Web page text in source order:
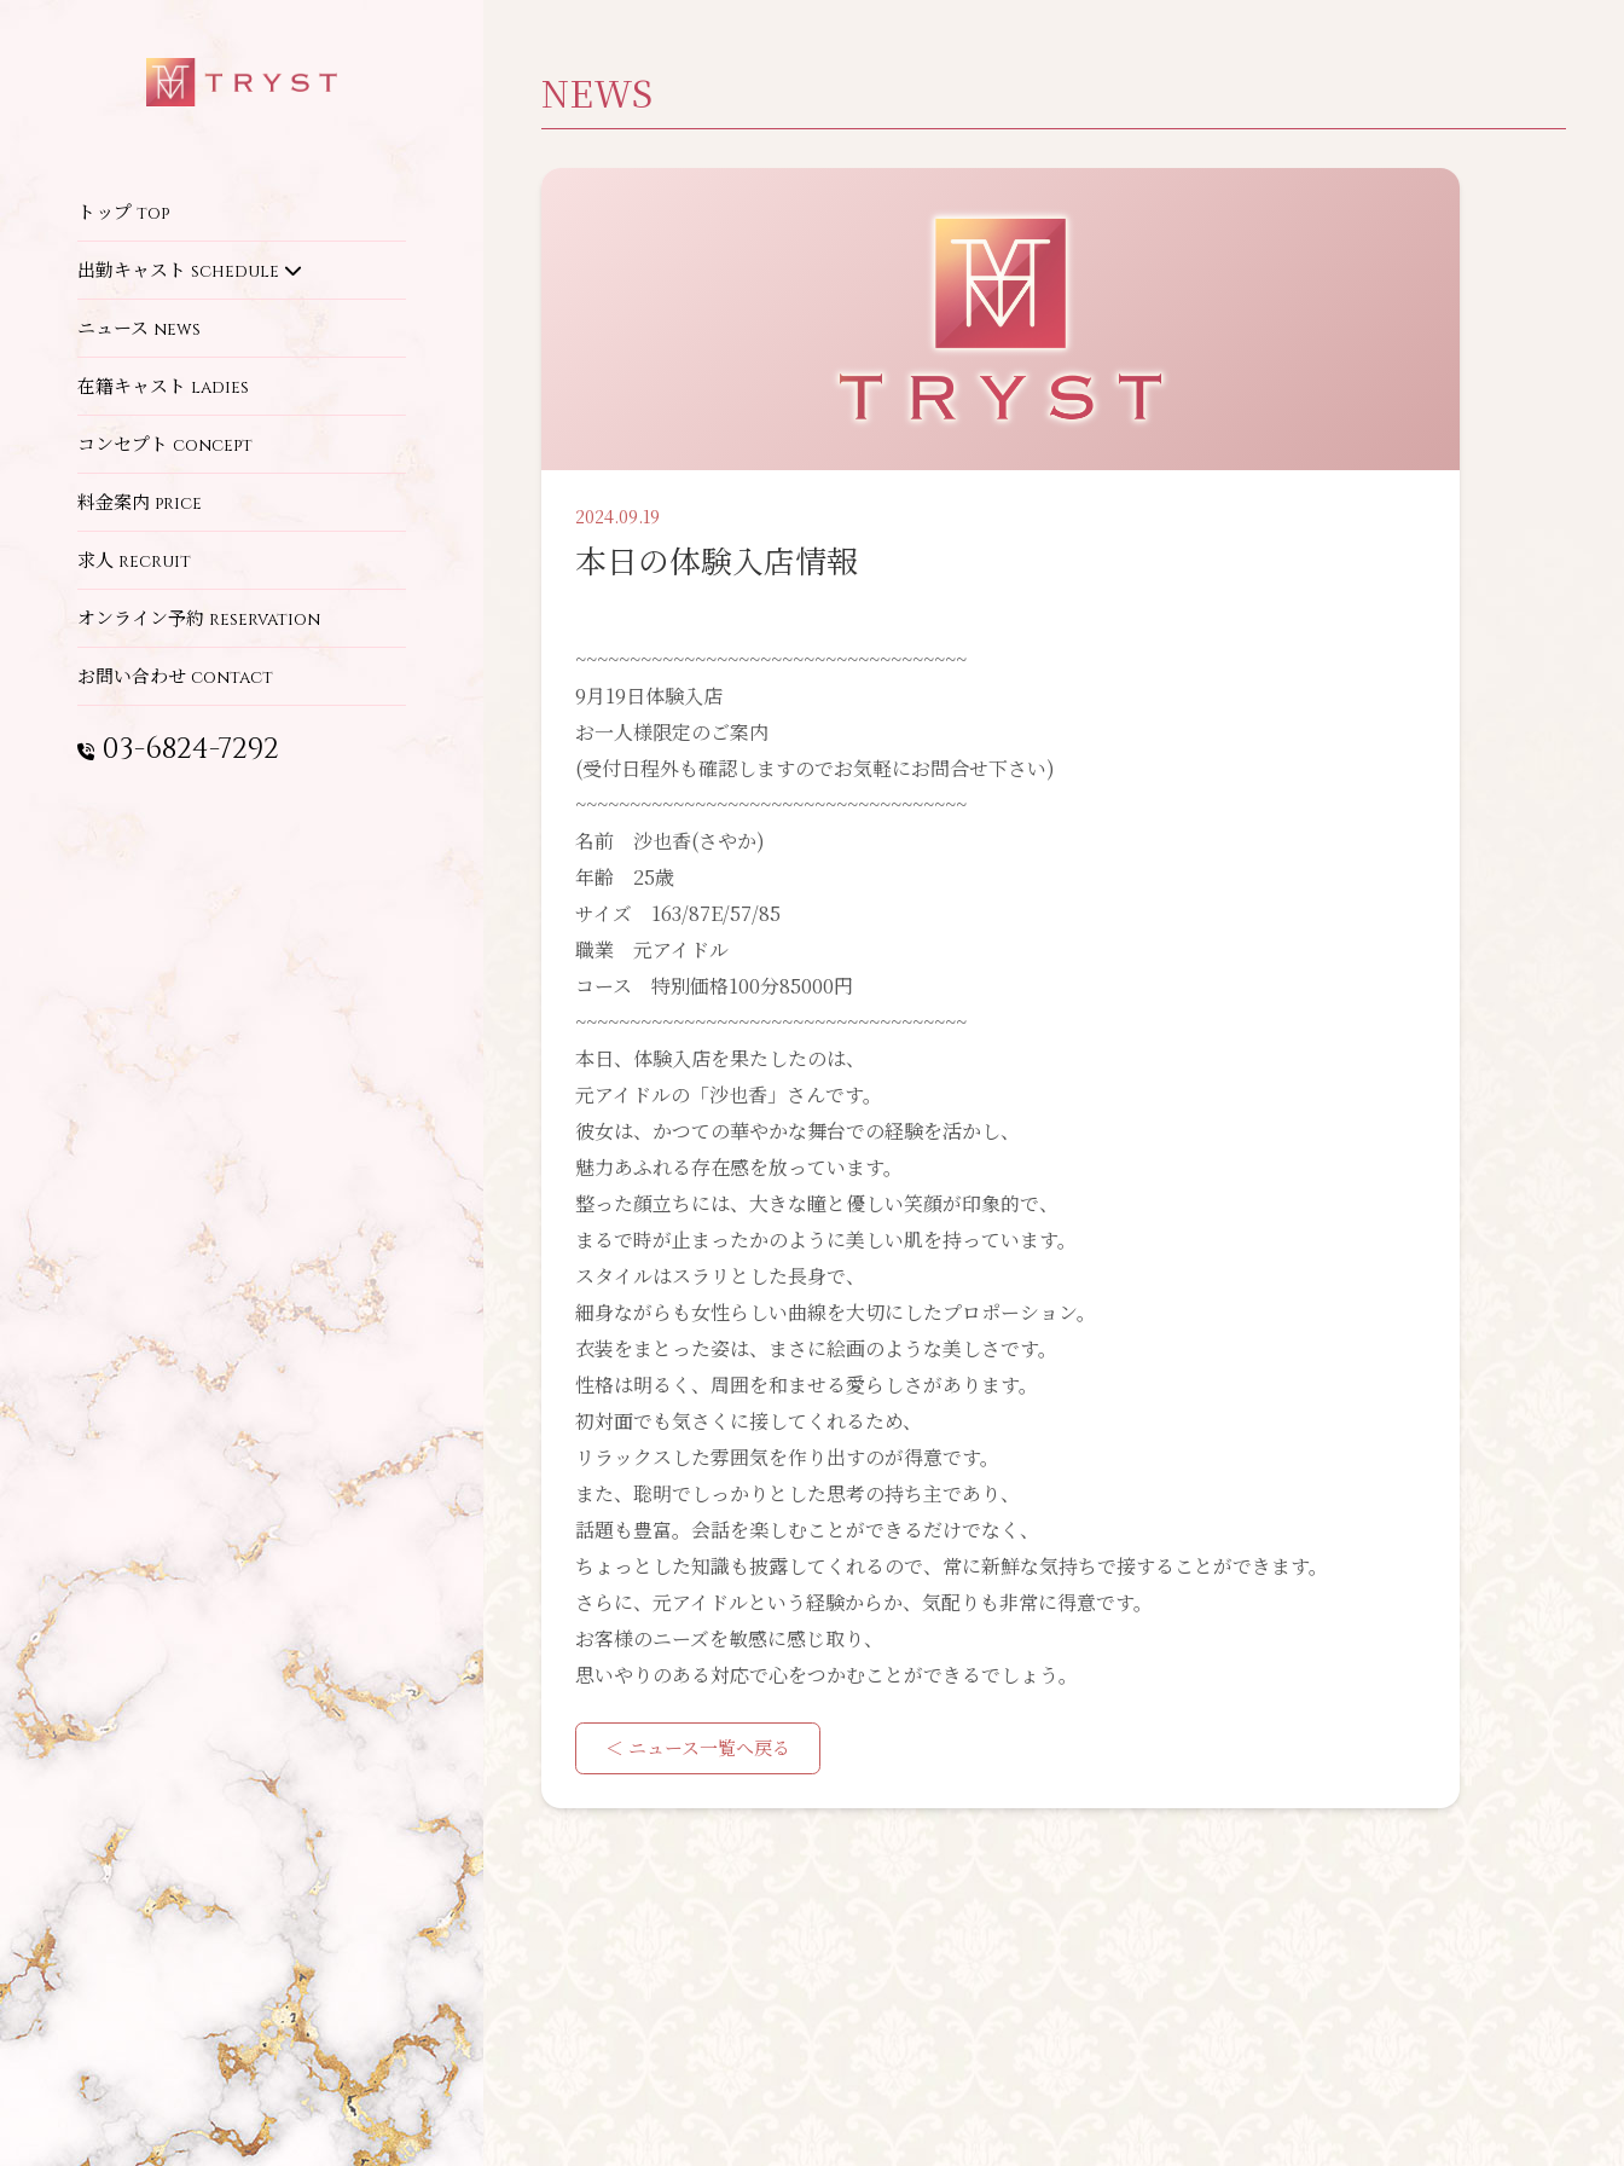
トップ top
出勤キャスト schedule
ニュース news
在籍キャスト ladies
コンセプト concept
料金案内 price
求人 recruit
オンライン予約 reservation
お問い合わせ contact
03-6824-7292
NEWS
2024.09.19
本日の体験入店情報
~~~~~~~~~~~~~~~~~~~~~~~~~~~~~~~~~~~~
9月19日体験入店
お一人様限定のご案内
(受付日程外も確認しますのでお気軽にお問合せ下さい)
~~~~~~~~~~~~~~~~~~~~~~~~~~~~~~~~~~~~
名前 沙也香(さやか)
年齢 25歳
サイズ 163/87E/57/85
職業 元アイドル
コース 特別価格100分85000円
~~~~~~~~~~~~~~~~~~~~~~~~~~~~~~~~~~~~
本日、体験入店を果たしたのは、
元アイドルの「沙也香」さんです。
彼女は、かつての華やかな舞台での経験を活かし、
魅力あふれる存在感を放っています。
整った顔立ちには、大きな瞳と優しい笑顔が印象的で、
まるで時が止まったかのように美しい肌を持っています。
スタイルはスラリとした長身で、
細身ながらも女性らしい曲線を大切にしたプロポーション。
衣装をまとった姿は、まさに絵画のような美しさです。
性格は明るく、周囲を和ませる愛らしさがあります。
初対面でも気さくに接してくれるため、
リラックスした雰囲気を作り出すのが得意です。
また、聡明でしっかりとした思考の持ち主であり、
話題も豊富。会話を楽しむことができるだけでなく、
ちょっとした知識も披露してくれるので、常に新鮮な気持ちで接することができます。
さらに、元アイドルという経験からか、気配りも非常に得意です。
お客様のニーズを敏感に感じ取り、
思いやりのある対応で心をつかむことができるでしょう。
＜ ニュース一覧へ戻る